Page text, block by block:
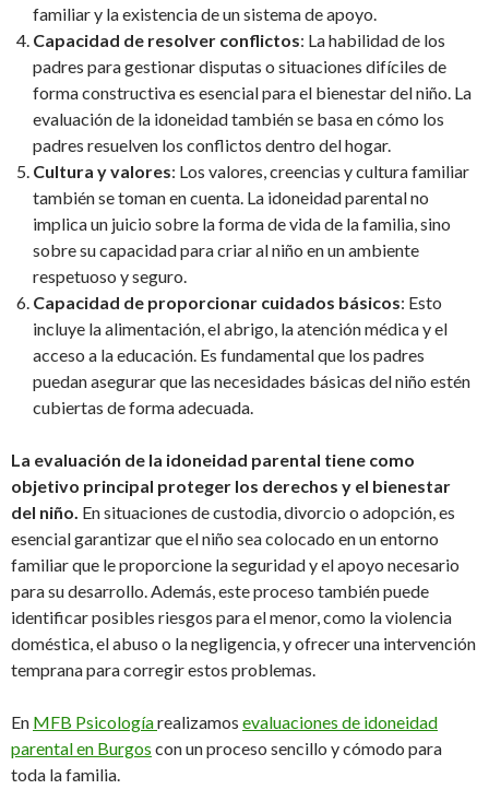
familiar y la existencia de un sistema de apoyo.
Capacidad de resolver conflictos: La habilidad de los
padres para gestionar disputas o situaciones difíciles de
forma constructiva es esencial para el bienestar del niño. La
evaluación de la idoneidad también se basa en cómo los
padres resuelven los conflictos dentro del hogar.
Cultura y valores: Los valores, creencias y cultura familiar
también se toman en cuenta. La idoneidad parental no
implica un juicio sobre la forma de vida de la familia, sino
sobre su capacidad para criar al niño en un ambiente
respetuoso y seguro.
Capacidad de proporcionar cuidados básicos: Esto
incluye la alimentación, el abrigo, la atención médica y el
acceso a la educación. Es fundamental que los padres
puedan asegurar que las necesidades básicas del niño estén
cubiertas de forma adecuada.
La evaluación de la idoneidad parental tiene como
objetivo principal proteger los derechos y el bienestar
del niño. En situaciones de custodia, divorcio o adopción, es
esencial garantizar que el niño sea colocado en un entorno
familiar que le proporcione la seguridad y el apoyo necesario
para su desarrollo. Además, este proceso también puede
identificar posibles riesgos para el menor, como la violencia
doméstica, el abuso o la negligencia, y ofrecer una intervención
temprana para corregir estos problemas.
En MFB Psicologíarealizamos evaluaciones de idoneidad
parental en Burgos con un proceso sencillo y cómodo para
toda la familia.